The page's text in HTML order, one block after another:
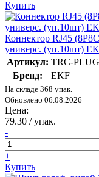
Купить
Коннектор RJ45
универс. (уп.10шт)
Артикул: TRC-
Бренд:
EKF
На складе 368 упак.
Обновлено 06.08.2026
Цена:
79.30 / упак.
-
+
Купить